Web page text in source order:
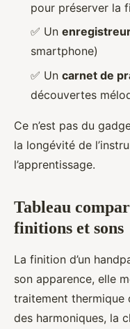
pour préserver la
✅ Un
smartphone)
✅ Un carnet de
découvertes
Ce n’est pas du
la longévité de
l’apprentissage.
Tableau
finitions et sons
La finition d’un
son apparence, elle
traitement thermique
des harmoniques, la